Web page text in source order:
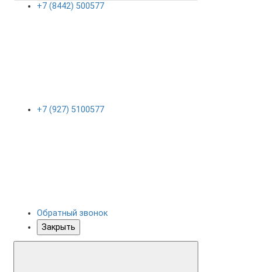
+7 (8442) 500577
+7 (927) 5100577
Обратный звонок
Закрыть